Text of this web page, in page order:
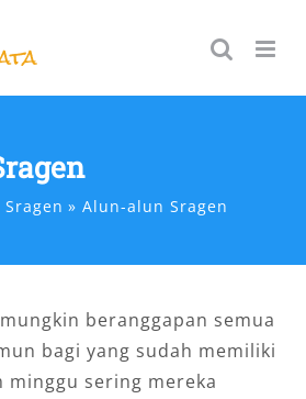
Sragen Alun-alun Sragen
mungkin beranggapan semua
bagi yang sudah memiliki
minggu sering mereka